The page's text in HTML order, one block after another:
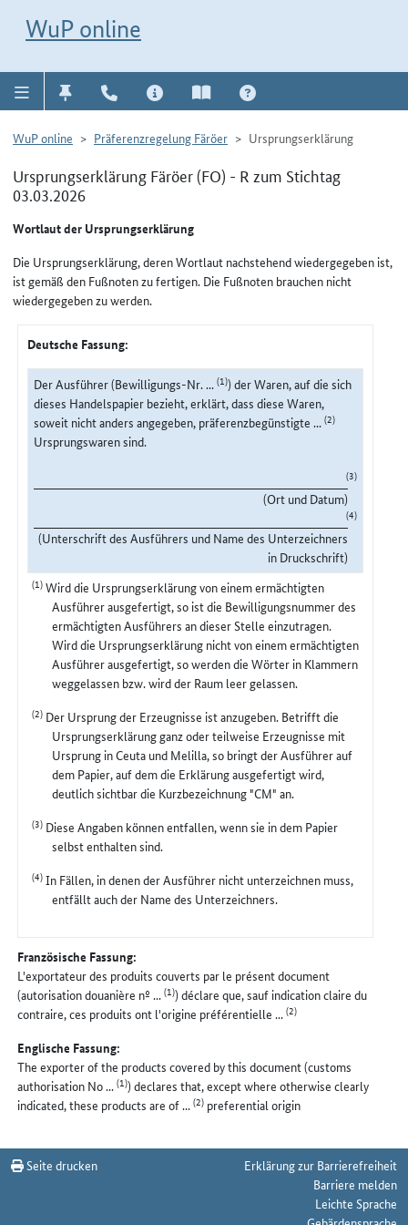
WuP online
WuP online Präferenzregelung Färöer Ursprungserklärung
Ursprungserklärung Färöer (FO) - R zum Stichtag
03.03.2026
Wortlaut der Ursprungserklärung
Die Ursprungserklärung, deren Wortlaut nachstehend wiedergegeben ist,
ist gemäß den Fußnoten zu fertigen. Die Fußnoten brauchen nicht
wiedergegeben zu werden.
Deutsche Fassung:
Der Ausführer (Bewilligungs-Nr. ...(1)) der Waren, auf die sich
dieses Handelspapier bezieht, erklärt, dass diese Waren,
soweit nicht anders angegeben, präferenzbegünstigte ...(2)
Ursprungswaren sind.
(3)
(Ort und Datum)
(4)
(Unterschrift des Ausführers und Name des Unterzeichners
in Druckschrift)
(1)Wird die Ursprungserklärung von einem ermächtigten
Ausführer ausgefertigt, so ist die Bewilligungsnummer des
ermächtigten Ausführers an dieser Stelle einzutragen.
Wird die Ursprungserklärung nicht von einem ermächtigten
Ausführer ausgefertigt, so werden die Wörter in Klammern
weggelassen bzw. wird der Raum leer gelassen.
(2) Der Ursprung der Erzeugnisse ist anzugeben. Betrifft die
Ursprungserklärung ganz oder teilweise Erzeugnisse mit
Ursprung in Ceuta und Melilla, so bringt der Ausführer auf
dem Papier, auf dem die Erklärung ausgefertigt wird,
deutlich sichtbar die Kurzbezeichnung "CM" an.
(3) Diese Angaben können entfallen, wenn sie in dem Papier
selbst enthalten sind.
(4)In Fällen, in denen der Ausführer nicht unterzeichnen muss,
entfällt auch der Name des Unterzeichners.
Französische Fassung:
L'exportateur des produits couverts par le présent document
(autorisation douanière nº ...(1)) déclare que, sauf indication claire du
contraire, ces produits ont l'origine préférentielle ...(2)
Englische Fassung:
The exporter of the products covered by this document (customs
authorisation No ...(1)) declares that, except where otherwise clearly
indicated, these products are of ...(2) preferential origin
Seite drucken
Erklärung zur Barrierefreiheit
Barriere melden
Leichte Sprache